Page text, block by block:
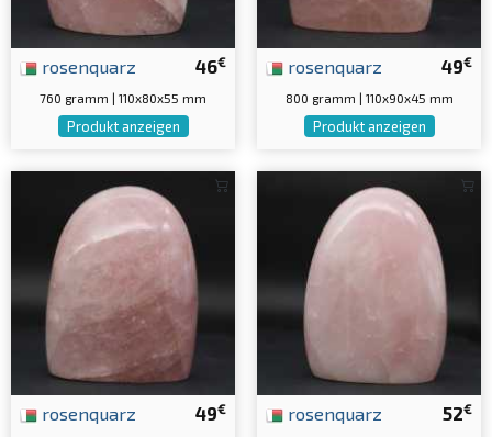
46€
rosenquarz
760 gramm | 110x80x55 mm
Produkt anzeigen
49€
rosenquarz
800 gramm | 110x90x45 mm
Produkt anzeigen
49€
rosenquarz 52€
rosenquarz